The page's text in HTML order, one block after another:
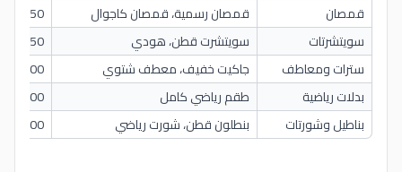
قمصان
قمصان رسمية، قمصان كاجوال
400-650
سويتشرتات
سويتشرت قطن، هودي
450-750
سترات ومعاطف
جاكيت خفيف، معطف شتوي
800-1500
بدلات رياضية
طقم رياضي كامل
900-1400
بناطيل وشورتات
بنطلون قطن، شورت رياضي 350-600